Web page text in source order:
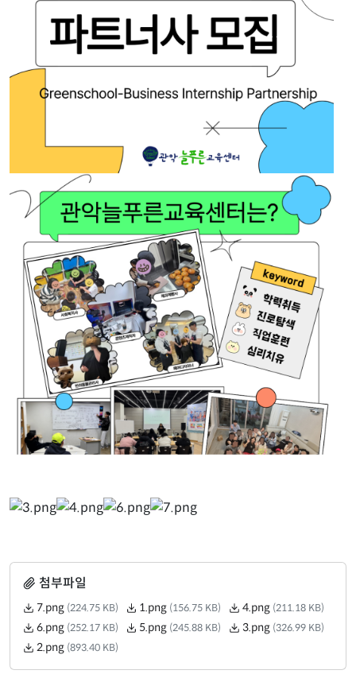
첨부파일
7.png (224.75 KB) 1.png (156.75 KB) 4.png (211.18 KB)
6.png (252.17 KB) 5.png (245.88 KB) 3.png (326.99 KB)
2.png (893.40 KB)